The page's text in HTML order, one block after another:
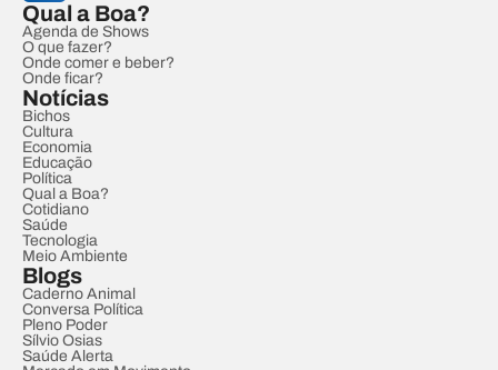
Qual a Boa?
Agenda de Shows
O que fazer?
Onde comer e beber?
Onde ficar?
Notícias
Bichos
Cultura
Economia
Educação
Política
Qual a Boa?
Cotidiano
Saúde
Tecnologia
Meio Ambiente
Blogs
Caderno Animal
Conversa Política
Pleno Poder
Sílvio Osias
Saúde Alerta